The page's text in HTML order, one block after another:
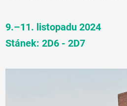
9.–11. listopadu 2024
Stánek: 2D6 - 2D7